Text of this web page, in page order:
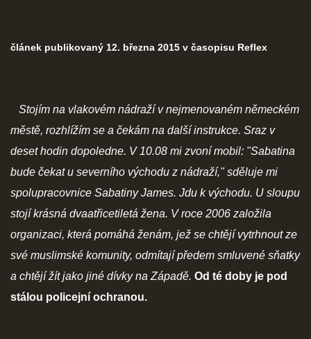
článek publikovaný 12. března 2015 v časopisu Reflex
Stojím na vlakovém nádraží v nejmenovaném německém
městě, rozhlížím se a čekám na další instrukce. Sraz v
deset hodin dopoledne. V 10.08 mi zvoní mobil: "Sabatina
bude čekat u severního východu z nádraží," sděluje mi
spolupracovnice Sabatiny James. Jdu k východu. U sloupu
stojí krásná dvaatřicetiletá žena. V roce 2006 založila
organizaci, která pomáhá ženám, jež se chtějí vytrhnout ze
své muslimské komunity, odmítají předem smluvené sňatky
a chtějí žít jako jiné dívky na Západě. Od té doby je pod
stálou policejní ochranou.